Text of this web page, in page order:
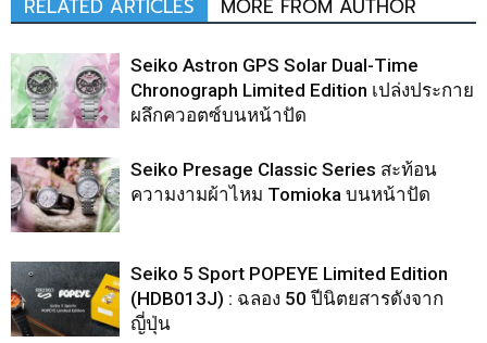
RELATED ARTICLES MORE FROM AUTHOR
Seiko Astron GPS Solar Dual-Time
Chronograph Limited Edition เปล่งประกาย
ผลึกควอตซ์บนหน้าปัด
Seiko Presage Classic Series สะท้อน
ความงามผ้าไหม Tomioka บนหน้าปัด
Seiko 5 Sport POPEYE Limited Edition
(HDB013J) : ฉลอง 50 ปีนิตยสารดังจาก
ญี่ปุ่น